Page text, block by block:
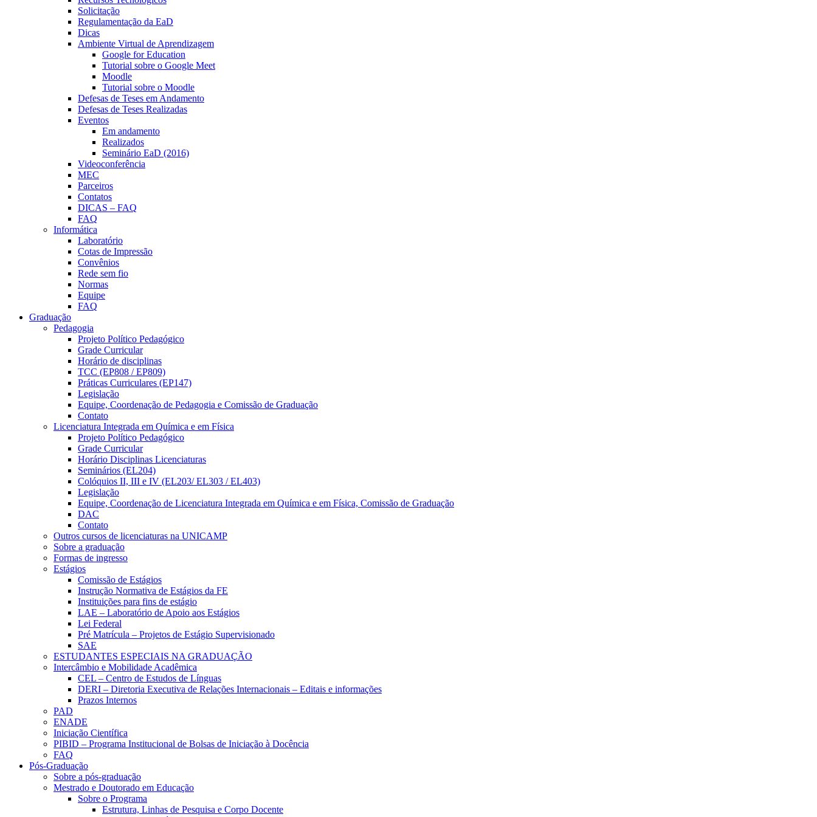
Solicitação
Regulamentação da EaD
Dicas
Ambiente Virtual de Aprendizagem
Google for Education
Tutorial sobre o Google Meet
Moodle
Tutorial sobre o Moodle
Defesas de Teses em Andamento
Defesas de Teses Realizadas
Eventos
Em andamento
Realizados
Seminário EaD (2016)
Videoconferência
MEC
Parceiros
Contatos
DICAS – FAQ
FAQ
Informática
Laboratório
Cotas de Impressão
Convênios
Rede sem fio
Normas
Equipe
FAQ
Graduação
Pedagogia
Projeto Político Pedagógico
Grade Curricular
Horário de disciplinas
TCC (EP808 / EP809)
Práticas Curriculares (EP147)
Legislação
Equipe, Coordenação de Pedagogia e Comissão de Graduação
Contato
Licenciatura Integrada em Química e em Física
Projeto Político Pedagógico
Grade Curricular
Horário Disciplinas Licenciaturas
Seminários (EL204)
Colóquios II, III e IV (EL203/ EL303 / EL403)
Legislação
Equipe, Coordenação de Licenciatura Integrada em Química e em Física, Comissão de Graduação
DAC
Contato
Outros cursos de licenciaturas na UNICAMP
Sobre a graduação
Formas de ingresso
Estágios
Comissão de Estágios
Instrução Normativa de Estágios da FE
Instituições para fins de estágio
LAE – Laboratório de Apoio aos Estágios
Lei Federal
Pré Matrícula – Projetos de Estágio Supervisionado
SAE
ESTUDANTES ESPECIAIS NA GRADUAÇÃO
Intercâmbio e Mobilidade Acadêmica
CEL – Centro de Estudos de Línguas
DERI – Diretoria Executiva de Relações Internacionais – Editais e informações
Prazos Internos
PAD
ENADE
Iniciação Científica
PIBID – Programa Institucional de Bolsas de Iniciação à Docência
FAQ
Pós-Graduação
Sobre a pós-graduação
Mestrado e Doutorado em Educação
Sobre o Programa
Estrutura, Linhas de Pesquisa e Corpo Docente